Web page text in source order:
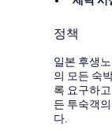
정책
일본 후생
의 모든 숙
록 요구하
든 투숙객
다.